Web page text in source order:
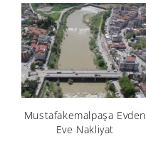
Mustafakemalpaşa Evden
Eve Nakliyat